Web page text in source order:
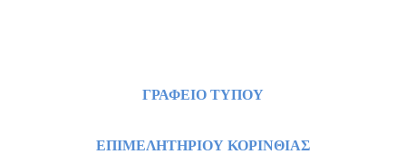
ΓΡΑΦΕΙΟ ΤΥΠΟΥ
ΕΠΙΜΕΛΗΤΗΡΙΟΥ ΚΟΡΙΝΘΙΑΣ